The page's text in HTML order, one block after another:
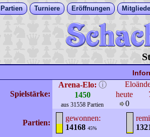
Partien Turniere Eröffnungen
Spielstärke:
Arena-Elo: ⓘ
1450
aus 31558 Partien
heute
0
Partien:
gewonnen:
14168 45%